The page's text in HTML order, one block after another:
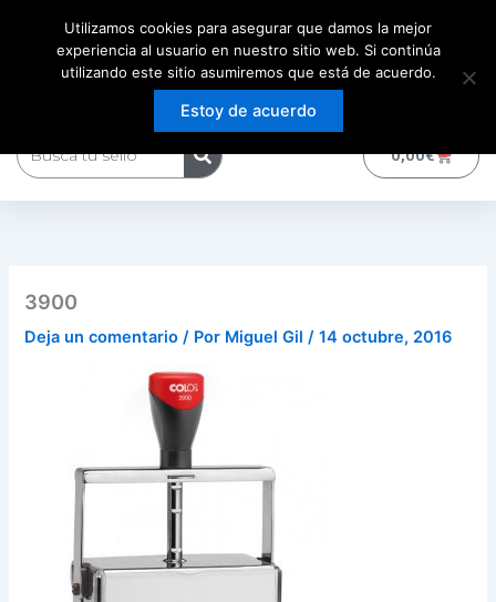
contenido
0,00€Carrito
3900
Deja un comentario / Por Miguel Gil /14 octubre, 2016
Utilizamos cookies para asegurar que damos la mejor
experiencia al usuario en nuestro sitio web. Si continúa
utilizando este sitio asumiremos que está de acuerdo.
Estoy de acuerdo